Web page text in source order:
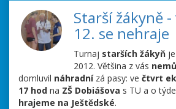
Starší žákyně
12. se nehraje
Turnaj starších žákyňje
2012. Většina z vás
domluvil náhradnízá pasy: ve čtvrt ek
17 hod na ZŠ Dobiášova s TU a o
hrajeme na Ještědské.